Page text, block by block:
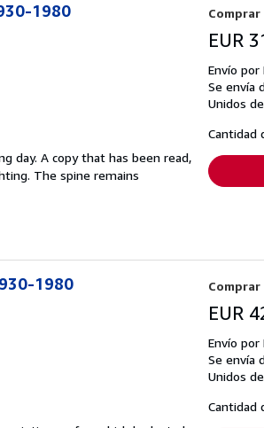
1980
day. A copy that has been read,
The spine remains
Comprar
EUR
Envío por
Se envía
Unidos
Cantidad
1980 Comprar
EUR
Envío por
Se envía
Unidos
Cantidad